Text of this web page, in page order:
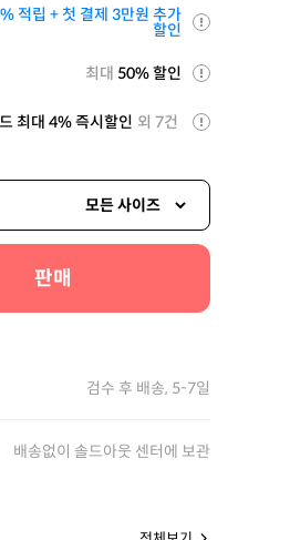
적립 + 첫 결제 3만원 추가
할인
최대 50% 할인
최대 4% 즉시할인 외 7건
모든 사이즈
판매
검수 후 배송, 5-7일
배송없이 솔드아웃 센터에 보관